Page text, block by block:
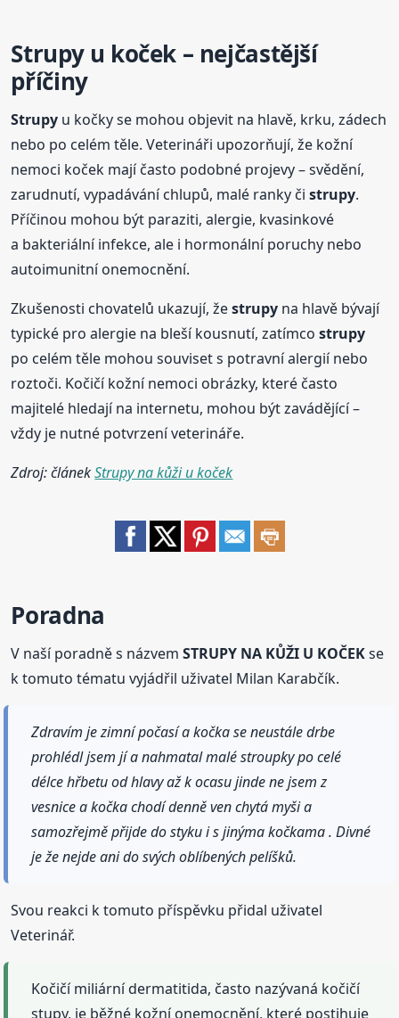
Strupyu koček – nejčastější
příčiny
Strupy u kočky se mohou objevit na hlavě, krku, zádech
nebo po celém těle. Veterináři upozorňují, že kožní
nemoci koček mají často podobné projevy – svědění,
zarudnutí, vypadávání chlupů, malé ranky čistrupy.
Příčinou mohou být paraziti, alergie, kvasinkové
a bakteriální infekce, ale i hormonální poruchy nebo
autoimunitní onemocnění.
Zkušenosti chovatelů ukazují, žestrupy na hlavě bývají
typické pro alergie na bleší kousnutí, zatímcostrupy
po celém těle mohou souviset s potravní alergií nebo
roztoči. Kočičí kožní nemoci obrázky, které často
majitelé hledají na internetu, mohou být zavádějící –
vždy je nutné potvrzení veterináře.
Zdroj: článekStrupy na kůži u koček
Poradna
V naší poradně s názvemSTRUPY NA KŮŽI U KOČEKse
k tomuto tématu vyjádřil uživatel Milan Karabčík.
Zdravím je zimní počasí a kočka se neustále drbe
prohlédl jsem jí a nahmatal malé stroupky po celé
délce hřbetu od hlavy až k ocasu jinde ne jsem z
vesnice a kočka chodí denně ven chytá myši a
samozřejmě přijde do styku i s jinýma kočkama . Divné
je že nejde ani do svých oblíbených pelíšků.
Svou reakci k tomuto příspěvku přidal uživatel
Veterinář.
Kočičí miliární dermatitida, často nazývaná kočičí
stupy, je běžné kožní onemocnění, které postihuje